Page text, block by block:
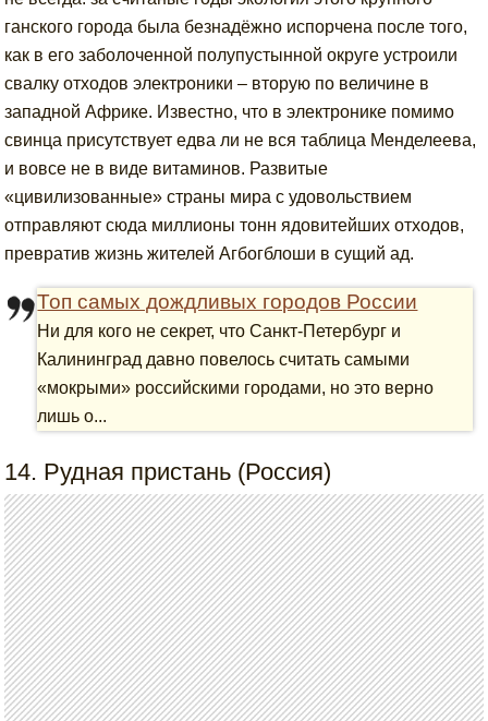
ганского города была безнадёжно испорчена после того,
как в его заболоченной полупустынной округе устроили
свалку отходов электроники – вторую по величине в
западной Африке. Известно, что в электронике помимо
свинца присутствует едва ли не вся таблица Менделеева,
и вовсе не в виде витаминов. Развитые
«цивилизованные» страны мира с удовольствием
отправляют сюда миллионы тонн ядовитейших отходов,
превратив жизнь жителей Агбогблоши в сущий ад.
Топ самых дождливых городов России
Ни для кого не секрет, что Санкт-Петербург и
Калининград давно повелось считать самыми
«мокрыми» российскими городами, но это верно
лишь о...
14. Рудная пристань (Россия)